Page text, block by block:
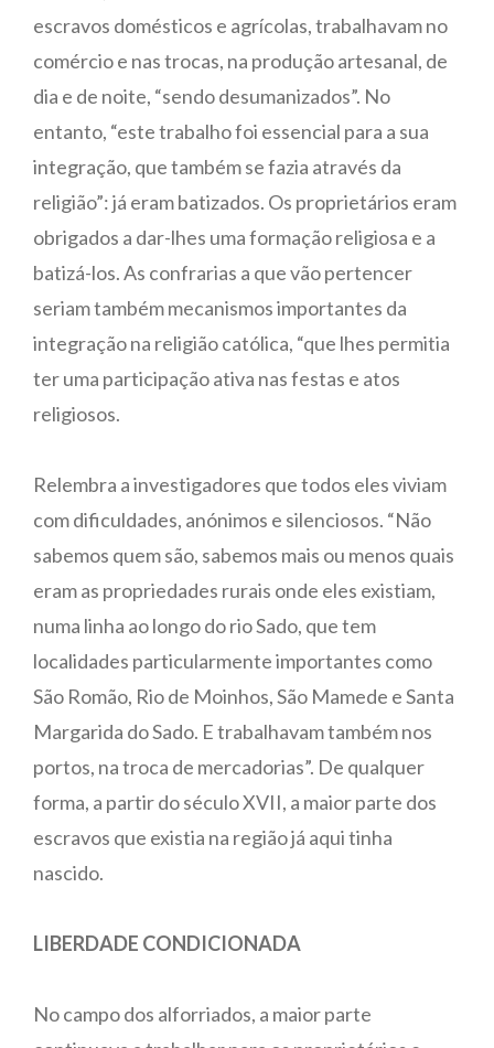
escravos domésticos e agrícolas, trabalhavam no
comércio e nas trocas, na produção artesanal, de
dia e de noite, “sendo desumanizados”. No
entanto, “este trabalho foi essencial para a sua
integração, que também se fazia através da
religião”: já eram batizados. Os proprietários eram
obrigados a dar-lhes uma formação religiosa e a
batizá-los. As confrarias a que vão pertencer
seriam também mecanismos importantes da
integração na religião católica, “que lhes permitia
ter uma participação ativa nas festas e atos
religiosos.
Relembra a investigadores que todos eles viviam
com dificuldades, anónimos e silenciosos. “Não
sabemos quem são, sabemos mais ou menos quais
eram as propriedades rurais onde eles existiam,
numa linha ao longo do rio Sado, que tem
localidades particularmente importantes como
São Romão, Rio de Moinhos, São Mamede e Santa
Margarida do Sado. E trabalhavam também nos
portos, na troca de mercadorias”. De qualquer
forma, a partir do século XVII, a maior parte dos
escravos que existia na região já aqui tinha
nascido.
LIBERDADE CONDICIONADA
No campo dos alforriados, a maior parte